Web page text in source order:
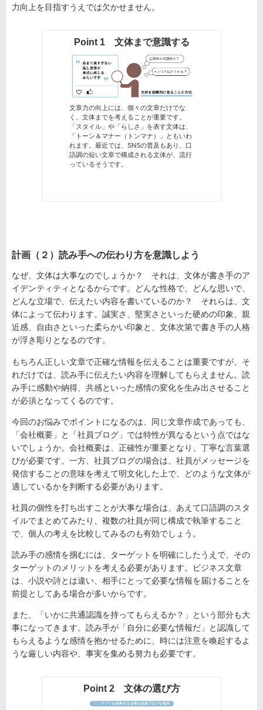
力向上を目指すうえでは欠かせません。
Point 1 文体まで意識する
文章力の向上には、個々の文章だけでな
く、文体までを考えることが重要です。
「スタイル」や「らしさ」を表す文体は、
「トーン＆マナー（トンマナ）」ともいわ
れます。最近では、SNSの普及もあり、口
語調の短い文章で構成される文体が、流行
っているそうです。
計画（２）読み手への伝わり方を意識しよう
なぜ、文体は大事なのでしょうか？ それは、文体が書き手のア
イデンティティとなるからです。どんな性格で、どんな思いで、
どんな立場で、伝えたい内容を書いているのか？ それらは、文
体によって伝わります。誠実さ、堅実さといった硬めの印象、親
近感、自由さといった柔らかい印象と、文体次第で書き手の人格
が浮き彫りとなるのです。
もちろん正しい文章で正確な情報を伝えることは重要ですが、そ
れだけでは、読み手に伝えたい内容を理解してもらえません。読
み手に感動や納得、共感といった感情の変化を生み出させること
が必須となってくるのです。
今回のお悩みでポイントになるのは、同じ文章作成であっても、
「会社概要」と「社員ブログ」では特性が異なるという点ではな
いでしょうか。会社概要は、正確性が重要となり、丁寧な言葉選
びが必要です。一方、社員ブログの場合は、社員がメッセージを
発信することの意味を考えて明文化した上で、どのような文体が
適しているかを判断する必要があります。
社員の個性を打ち出すことが大事な場合は、あえて口語調のスタ
イルでまとめてみたり、複数の社員が同じ構成で執筆すること
で、個人の考えを比較してみるのも有効でしょう。
読み手の感情を掴むには、ターゲットを明確にしたうえで、その
ターゲットのメリットを考える必要があります。ビジネス文章
は、小説や詩とは違い、相手にとって必要な情報を届けることを
前提としてある場合が多いからです。
また、「いかに共通認識を持ってもらえるか？」という部分も大
事になってきます。読み手が「自分に必要な情報だ」と認識して
もらえるような感情を抱かせるために、時には注意を喚起するよ
うな厳しい内容や、事実を集める努力も必要です。
Point 2 文体の選び方